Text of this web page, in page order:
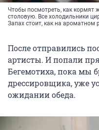
Чтобы посмотреть, как кормят
столовую. Все холодильники
Запах стоит, как на ароматном
После отправились
артисты. И попали
Бегемотиха, пока мы
дрессировщика, уже
ожидании обеда.